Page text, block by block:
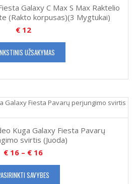
Galaxy C Max S Max Raktelio
(Rakto korpusas)(3 Mygtukai)
€12
UŽSAKYMAS
Kuga Galaxy Fiesta Pavarų
svirtis (Juoda)
€ 16 – € 16
SAVYBES